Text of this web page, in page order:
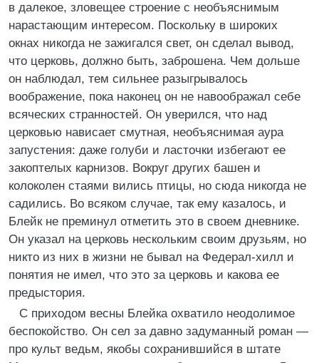
в далекое, зловещее строение с необъяснимым
нарастающим интересом. Поскольку в широких
окнах никогда не зажигался свет, он сделал вывод,
что церковь, должно быть, заброшена. Чем дольше
он наблюдал, тем сильнее разыгрывалось
воображение, пока наконец он не навоображал себе
всяческих странностей. Он уверился, что над
церковью нависает смутная, необъяснимая аура
запустения: даже голуби и ласточки избегают ее
закоптелых карнизов. Вокруг других башен и
колоколен стаями вились птицы, но сюда никогда не
садились. Во всяком случае, так ему казалось, и
Блейк не преминул отметить это в своем дневнике.
Он указал на церковь нескольким своим друзьям, но
никто из них в жизни не бывал на Федерал-хилл и
понятия не имел, что это за церковь и какова ее
предыстория.
С приходом весны Блейка охватило неодолимое
беспокойство. Он сел за давно задуманный роман —
про культ ведьм, якобы сохранившийся в штате